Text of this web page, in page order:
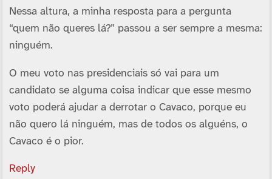
Nessa altura, a minha resposta para a pergunta
“quem não queres lá?” passou a ser sempre a mesma:
ninguém.
O meu voto nas presidenciais só vai para um
candidato se alguma coisa indicar que esse mesmo
voto poderá ajudar a derrotar o Cavaco, porque eu
não quero lá ninguém, mas de todos os alguéns, o
Cavaco é o pior.
Reply